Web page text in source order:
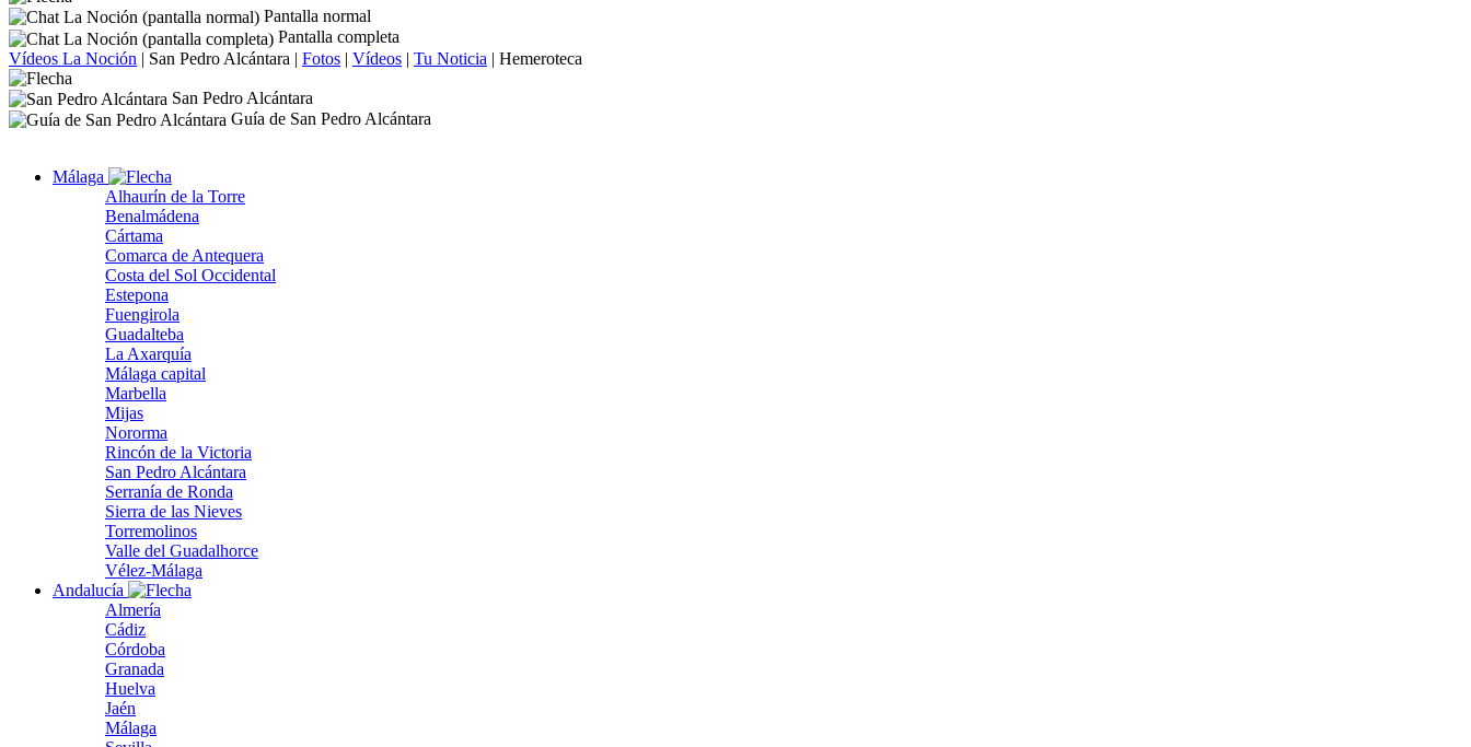
Pantalla normal
Pantalla completa
Vídeos La Noción | San Pedro Alcántara | Fotos | Vídeos | Tu Noticia | Hemeroteca
San Pedro Alcántara
Guía de San Pedro Alcántara
Málaga
Alhaurín de la Torre
Benalmádena
Cártama
Comarca de Antequera
Costa del Sol Occidental
Estepona
Fuengirola
Guadalteba
La Axarquía
Málaga capital
Marbella
Mijas
Nororma
Rincón de la Victoria
San Pedro Alcántara
Serranía de Ronda
Sierra de las Nieves
Torremolinos
Valle del Guadalhorce
Vélez-Málaga
Andalucía
Almería
Cádiz
Córdoba
Granada
Huelva
Jaén
Málaga